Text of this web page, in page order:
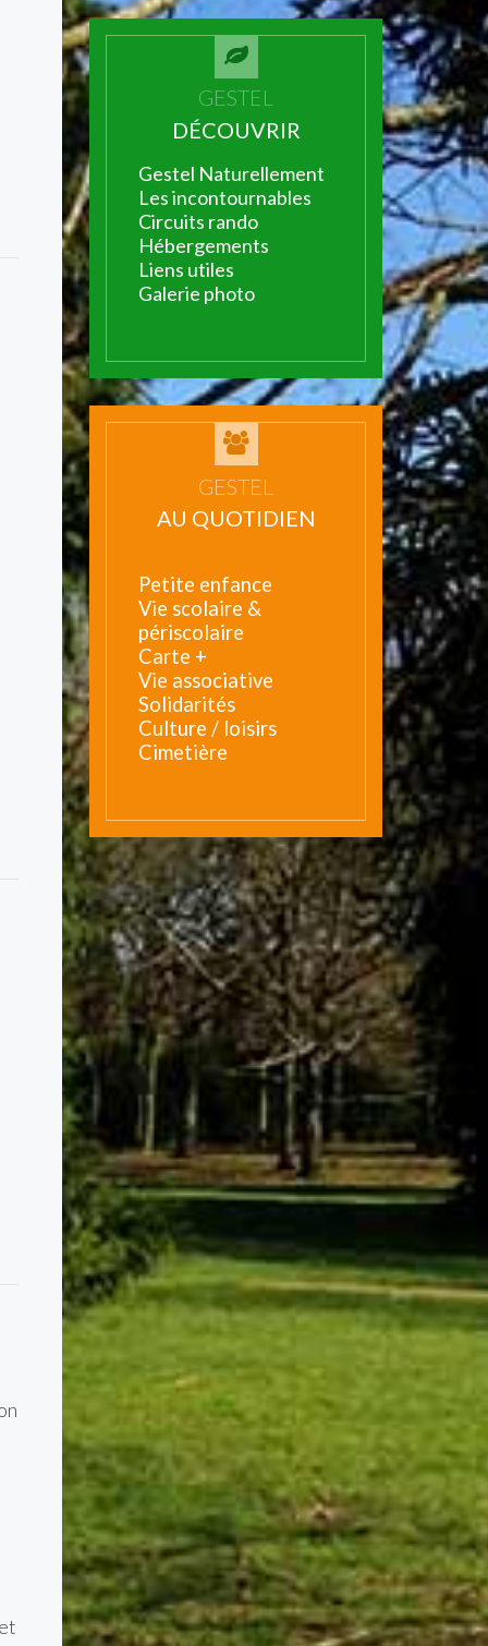
GESTEL
DÉCOUVRIR
Gestel Naturellement
Les incontournables
Circuits rando
Hébergements
Liens utiles
Galerie photo
GESTEL
AU QUOTIDIEN
Petite enfance
Vie scolaire &
périscolaire
Carte +
Vie associative
Solidarités
Culture / loisirs
Cimetière